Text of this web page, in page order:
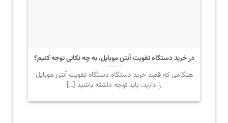
در خرید دستگاه تقویت آنتن موبایل، به چه نکاتی توجه کنیم؟
هنگامی که قصد خرید دستگاه دستگاه تقویت آنتن موبایل
را دارید، باید توجه داشته باشید […]